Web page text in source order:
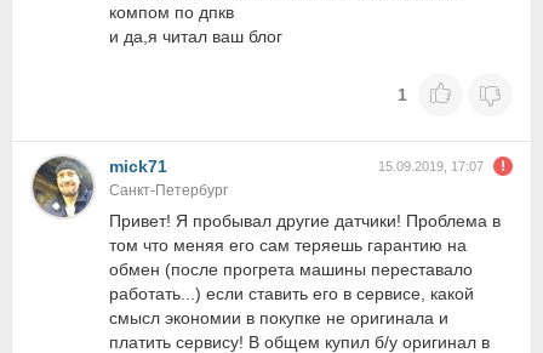
компом по дпкв
и да,я читал ваш блог
1
mick71 15.09.2019, 17:07
Санкт-Петербург
Привет! Я пробывал другие датчики! Проблема в
том что меняя его сам теряешь гарантию на
обмен (после прогрета машины переставало
работать...) если ставить его в сервисе, какой
смысл экономии в покупке не оригинала и
платить сервису! В общем купил б/у оригинал в